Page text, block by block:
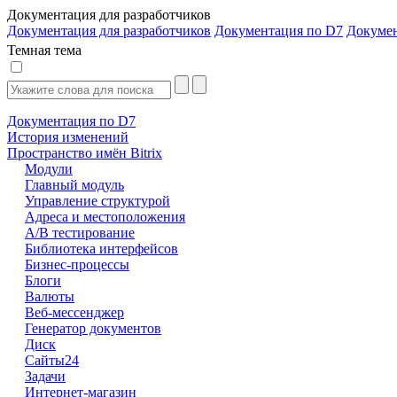
Документация для разработчиков
Документация для разработчиков Документация по D7
Темная тема
Документация по D7
История изменений
Пространство имён Bitrix
Модули
Главный модуль
Управление структурой
Адреса и местоположения
А/В тестирование
Библиотека интерфейсов
Бизнес-процессы
Блоги
Валюты
Веб-мессенджер
Генератор документов
Диск
Сайты24
Задачи
Интернет-магазин